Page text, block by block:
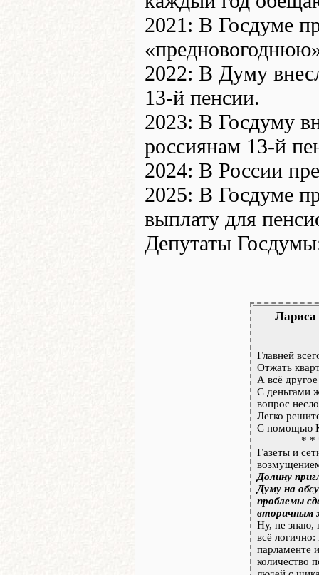
2021: В Госдуме
2022: В Думу
13-й пенсии.
2023: В Госдуму
россиянам 13-й
2024: В России
2025: В Госдуме
выплату для
Депутаты
Лариса
Главней
Отжать
А всё
С деньгами
вопрос
Легко
С помощью
* *
Газеты и
Долину
Думу на
проблемы
вторичным
Ну, не знаю,
всё логично:
парламенте
количество